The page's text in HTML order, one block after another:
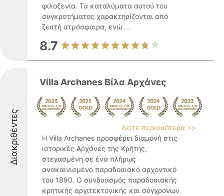
φιλοξενία. Τα καταλύματα αυτού του
συγκροτήματος χαρακτηρίζονται από
ζεστή ατμόσφαιρα, ενώ ...
8.7
Διακριθέντες
Villa Archanes Βίλα Αρχάνες
Δείτε περισσότερα >>
Η Villa Archanes προσφέρει διαμονή στις
ιστορικές Αρχάνες της Κρήτης,
στεγασμένη σε ένα πλήρως
ανακαινισμένο παραδοσιακό αρχοντικό
του 1890. Ο συνδυασμός παραδοσιακής
κρητικής αρχιτεκτονικής και σύγχρονων